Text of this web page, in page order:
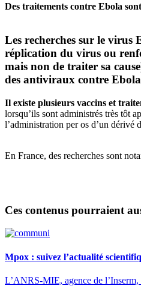
Des traitements contre Ebola
Les recherches sur le virus
réplication du virus ou
mais non de traiter sa
des antiviraux contre
Il existe plusieurs vaccins et
lorsqu’ils sont administrés très tôt
l’administration per os d’un dérivé
En France, des recherches sont
Ces contenus pourraient
Mpox : suivez l’actualité
L’ANRS-MIE, agence de